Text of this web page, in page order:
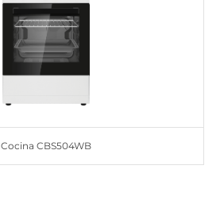
Cocina CBS504WB